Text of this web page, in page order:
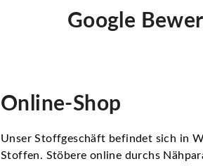
Google
Online-Shop
Unser Stoffgeschäft befindet sich in
Stoffen. Stöbere online durchs